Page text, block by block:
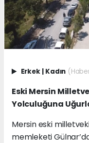
Erkek | Kadın
Eski Mersin
Yolculuğuna
Mersin eski
memleketi